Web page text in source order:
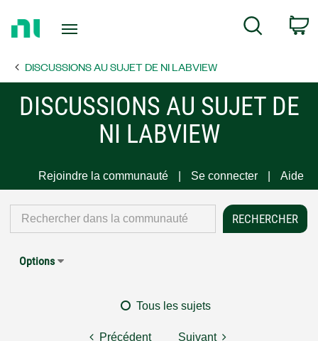
Page
Search
DISCUSSIONS AU SUJET DE NI LABVIEW
DISCUSSIONS AU SUJET DE
NI LABVIEW
Rejoindre la communauté Se connecter Aide
Options
Tous les sujets
Précédent Suivant